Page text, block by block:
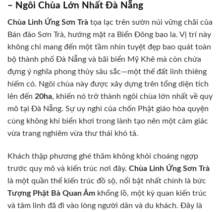
– Ngôi Chùa Lớn Nhất Đà Nẵng
Chùa Linh Ứng Sơn Trà tọa lạc trên sườn núi vững chãi của
Bán đảo Sơn Trà, hướng mặt ra Biển Đông bao la. Vị trí này
không chỉ mang đến một tầm nhìn tuyệt đẹp bao quát toàn
bộ thành phố Đà Nẵng và bãi biển Mỹ Khê mà còn chứa
đựng ý nghĩa phong thủy sâu sắc—một thế đất linh thiêng
hiếm có. Ngôi chùa này được xây dựng trên tổng diện tích
lên đến 20ha, khiến nó trở thành ngôi chùa lớn nhất về quy
mô tại Đà Nẵng. Sự uy nghi của chốn Phật giáo hòa quyện
cùng không khí biển khơi trong lành tạo nên một cảm giác
vừa trang nghiêm vừa thư thái khó tả.
Khách thập phương ghé thăm không khỏi choáng ngợp
trước quy mô và kiến trúc nơi đây. Chùa Linh Ứng Sơn Trà
là một quần thể kiến trúc đồ sộ, nổi bật nhất chính là bức
Tượng Phật Bà Quan Âm khổng lồ, một kỳ quan kiến trúc
và tâm linh đã đi vào lòng người dân và du khách. Đây là